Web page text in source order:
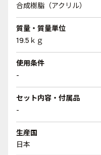
合成樹脂（アクリル）
質量・質量単位
19.5ｋｇ
使用条件
-
セット内容・付属品
-
生産国
日本